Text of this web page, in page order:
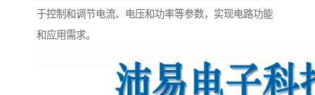
于控制和调节电流、电压和功率等参数，实现电路功能
和应用需求。